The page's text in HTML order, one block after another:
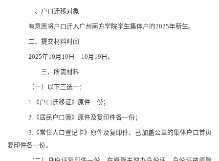
一、户口迁移对象
有意愿将户口迁入广州南方学院学生集体户的2025年新生。
二、提交材料时间
2025年10月10日—10月19日。
三、所需材料
（一）以下三选一：
1.《户口迁移证》原件一份；
2.《居民户口簿》原件及复印件各一份；
3.《常住人口登记卡》原件及复印件、已加盖公章的集体户口首页
复印件各一份。